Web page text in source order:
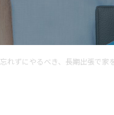
忘れずにやるべき、長期出張で家